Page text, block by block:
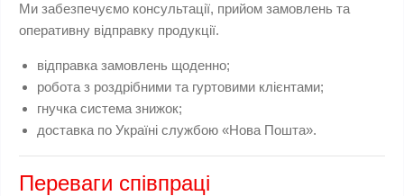
Ми забезпечуємо консультації, прийом замовлень та
оперативну відправку продукції.
відправка замовлень щоденно;
робота з роздрібними та гуртовими клієнтами;
гнучка система знижок;
доставка по Україні службою «Нова Пошта».
Переваги співпраці